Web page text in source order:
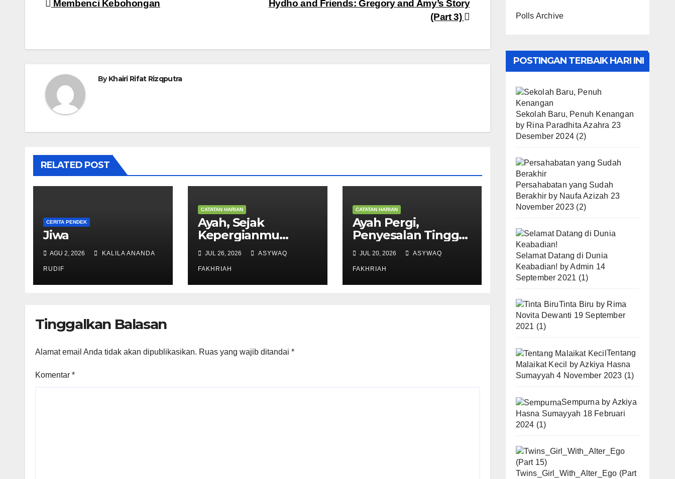
Navigasi
Hydho and Friends: Gregory and Amy’s Story
(Part 3)
Membenci Kebohongan
ByKhairi Rifat Rizqputra
RELATED POST
CERITA PENDEK
Jiwa
AGU 2, 2026 KALILA ANANDA
RUDIF
CATATAN HARIAN
Ayah, Sejak
Kepergianmu
Duniaku Tak Lagi
Berwarna
JUL 26, 2026 ASYWAQ
FAKHRIAH
CATATAN HARIAN
Ayah Pergi,
Penyesalan Tinggal
di Hati
JUL 20, 2026 ASYWAQ
FAKHRIAH
Tinggalkan Balasan
Alamat email Anda tidak akan dipublikasikan. Ruas yang wajib ditandai *
Komentar *
Polls Archive
POSTINGAN TERBAIK HARI INI
Sekolah Baru, Penuh Kenangan
by Rina Paradhita Azahra 23
Desember 2024 (2)
Persahabatan yang Sudah
Berakhir by Naufa Azizah 23
November 2023 (2)
Selamat Datang di Dunia
Keabadian! byAdmin 14
September 2021 (1)
Tinta Biru by Rima
Novita Dewanti 19 September
2021 (1)
Tentang
Malaikat Kecil
byAzkiya Hasna
Sumayyah 4 November 2023 (1)
Sempurna by Azkiya
Hasna Sumayyah 18 Februari
2024 (1)
Twins_Girl_With_Alter_Ego (Part